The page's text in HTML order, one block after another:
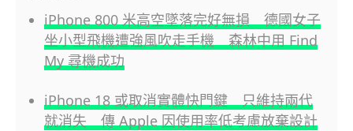
iPhone 800 米高空墜落完好無損 德國女子
坐小型飛機遭強風吹走手機 森林中用 Find
My 尋機成功
iPhone 18 或取消實體快門鍵 只維持兩代
就消失 傳 Apple 因使用率低考慮放棄設計